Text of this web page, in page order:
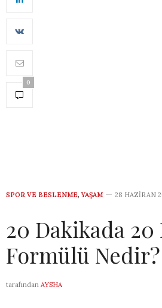
0
SPOR VE BESLENME, YAŞAM 28 HAZIRAN
20 Dakikada
Formülü Nedir?
tarafından AYSHA